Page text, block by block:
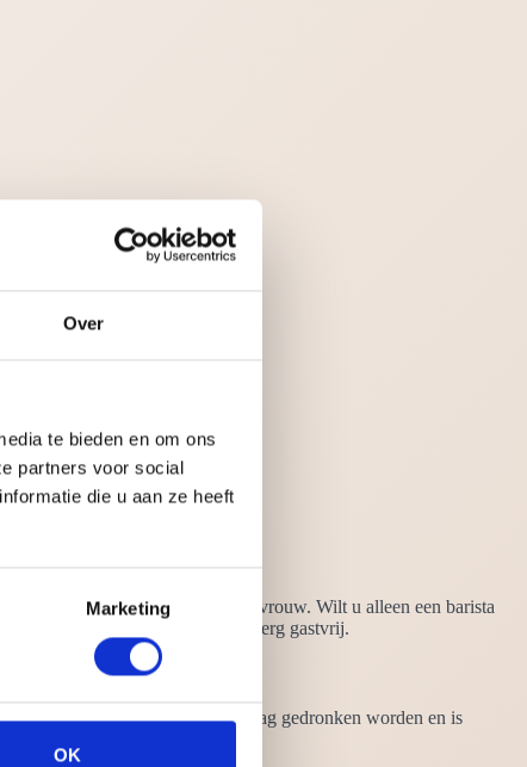
Over
te bieden en om ons
partners voor social
die u aan ze heeft
Marketing
OK
benaming voor barman of barvrouw. Wilt u alleen een barista
een diploma op zak en is altijd erg gastvrij.
kan op ieder moment van de dag gedronken worden en is